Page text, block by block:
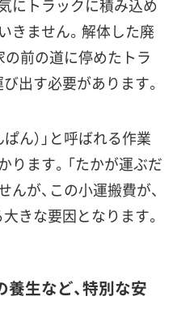
にトラックに積み込め
きません。解体した廃
の前の道に停めたトラ
出す必要があります。
ん）」と呼ばれる作業
ります。「たかが運ぶだ
が、この小運搬費が、
きな要因となります。
養生など、特別な安